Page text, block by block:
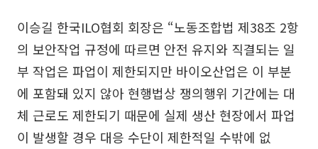
이승길 한국ILO협회 회장은 “노동조합법 제38조 2항
의 보안작업 규정에 따르면 안전 유지와 직결되는 일
부 작업은 파업이 제한되지만 바이오산업은 이 부분
에 포함돼 있지 않아 현행법상 쟁의행위 기간에는 대
체 근로도 제한되기 때문에 실제 생산 현장에서 파업
이 발생할 경우 대응 수단이 제한적일 수밖에 없